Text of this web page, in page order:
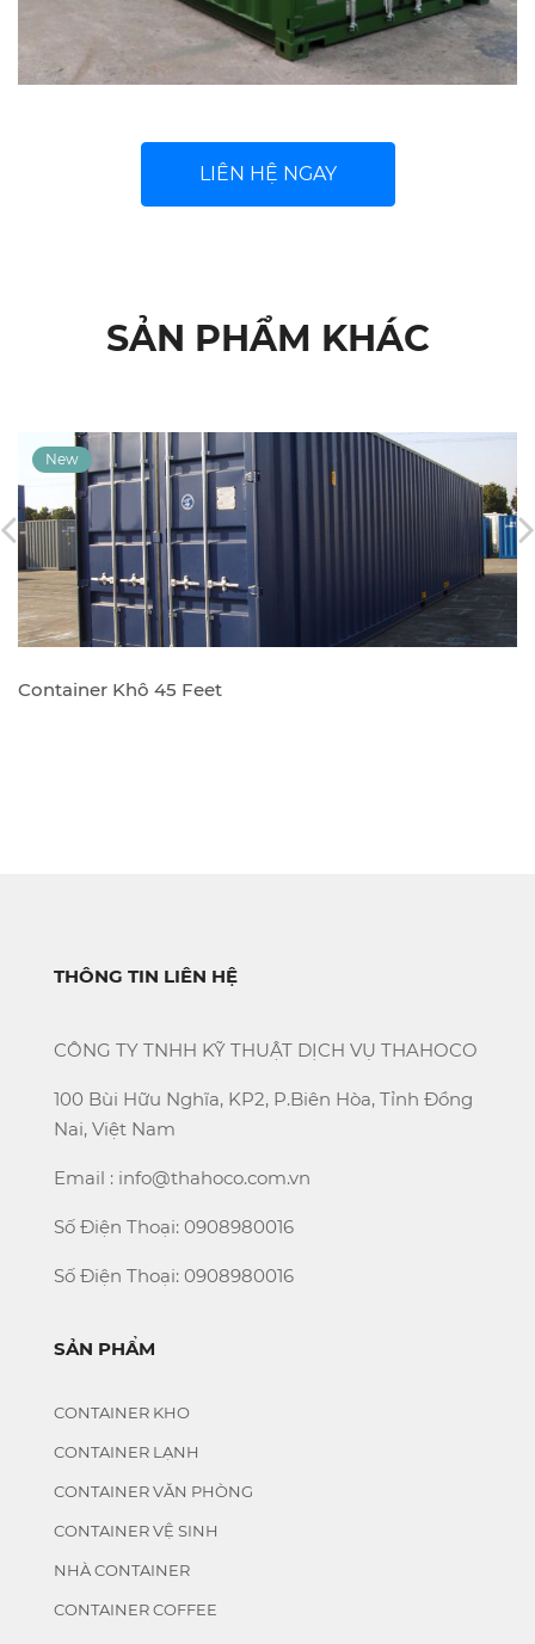
LIÊN HỆ NGAY
SẢN PHẨM KHÁC
Container Khô 45 Feet
THÔNG TIN LIÊN HỆ
CÔNG TY TNHH KỸ THUẬT DỊCH VỤ THAHOCO
100 Bùi Hữu Nghĩa, KP2, P.Biên Hòa, Tỉnh Đồng
Nai, Việt Nam
Email : info@thahoco.com.vn
Số Điện Thoại: 0908980016
Số Điện Thoại: 0908980016
SẢN PHẨM
CONTAINER KHO
CONTAINER LẠNH
CONTAINER VĂN PHÒNG
CONTAINER VỆ SINH
NHÀ CONTAINER
CONTAINER COFFEE